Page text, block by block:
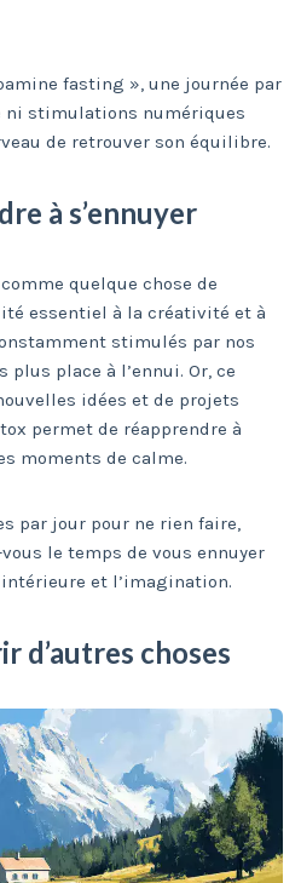
fasting », une journée par
ni stimulations numériques
de retrouver son équilibre.
à s’ennuyer
quelque chose de
essentiel à la créativité et à
stimulés par nos
place à l’ennui. Or, ce
idées et de projets
permet de réapprendre à
moments de calme.
par jour pour ne rien faire,
le temps de vous ennuyer
et l’imagination.
d’autres choses